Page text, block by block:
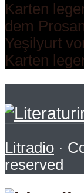
Karten
dem
Yeşilyurt
Karten
Litradio ·
reserved